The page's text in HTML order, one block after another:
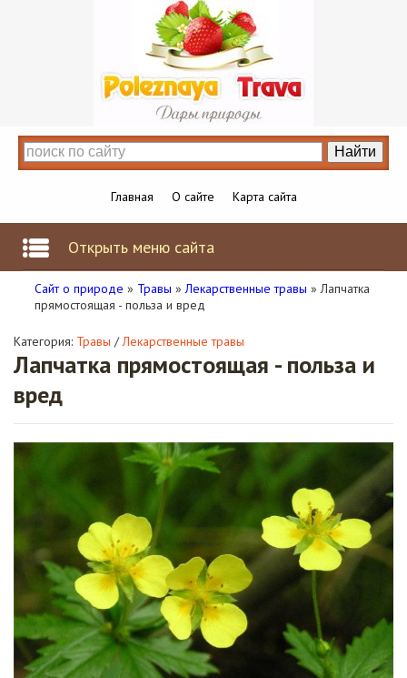
Главная О сайте Карта сайта
Открыть меню сайта
Сайт о природе » Травы »Лекарственные травы » Лапчатка
прямостоящая - польза и вред
Категория: Травы /Лекарственные травы
Лапчатка прямостоящая - польза и
вред